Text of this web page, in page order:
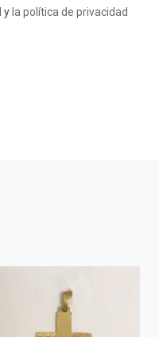
y la política de privacidad